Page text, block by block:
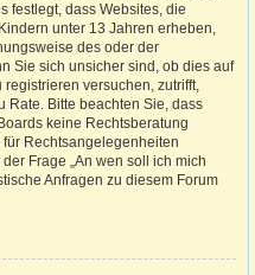
festlegt, dass Websites, die
unter 13 Jahren erheben,
des oder der
Sie sich unsicher sind, ob dies auf
versuchen, zutrifft,
Rate. Bitte beachten Sie, dass
keine Rechtsberatung
Rechtsangelegenheiten
Frage „An wen soll ich mich
Anfragen zu diesem Forum